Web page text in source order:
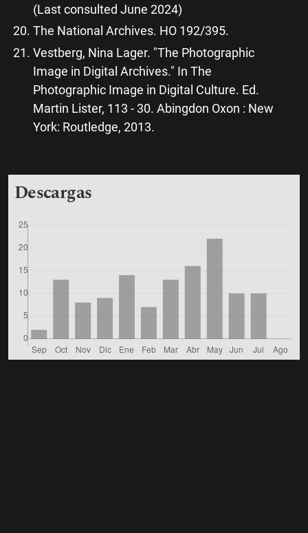
(Last consulted June 2024)
The National Archives. HO 192/395.
Vestberg, Nina Lager. "The Photographic
Image in Digital Archives." In The
Photographic Image in Digital Culture. Ed.
Martin Lister, 113 - 30. Abingdon Oxon : New
York: Routledge, 2013.
Descargas